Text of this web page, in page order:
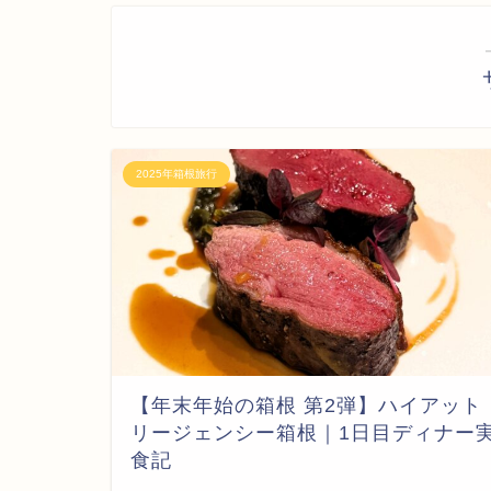
2025年箱根旅行
【年末年始の箱根 第2弾】ハイアット
リージェンシー箱根｜1日目ディナー
食記